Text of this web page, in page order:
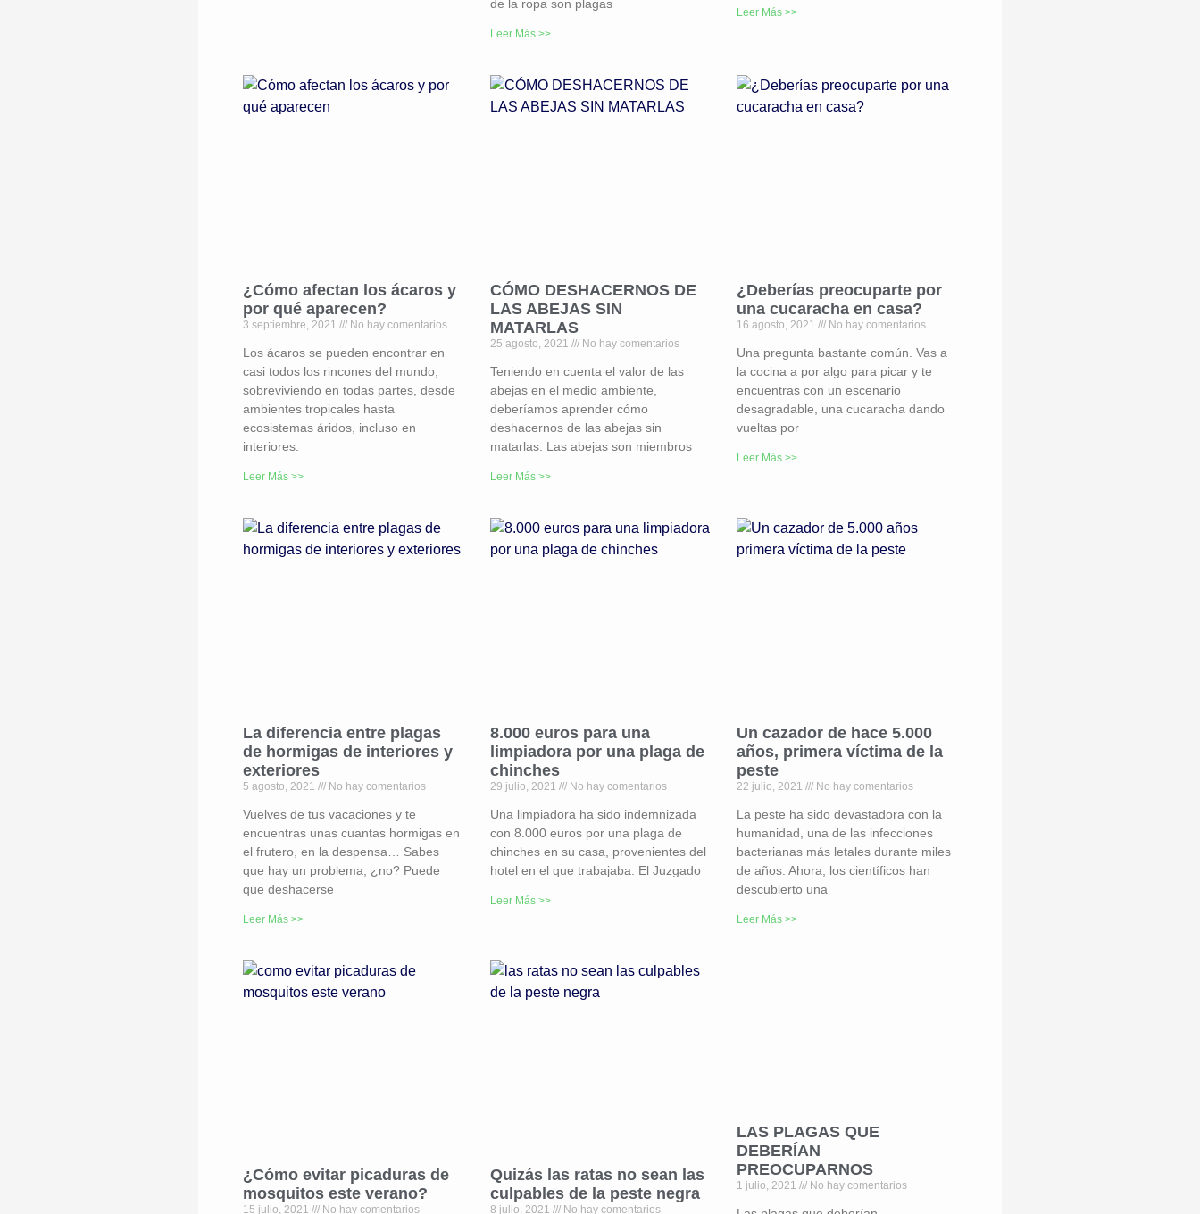
de la ropa son plagas
Leer Más >>
Leer Más >>
¿Cómo afectan los ácaros y
por qué aparecen?
3 septiembre, 2021 No hay comentarios
Los ácaros se pueden encontrar en
casi todos los rincones del mundo,
sobreviviendo en todas partes, desde
ambientes tropicales hasta
ecosistemas áridos, incluso en
interiores.
Leer Más >>
CÓMO DESHACERNOS DE
LAS ABEJAS SIN
MATARLAS
25 agosto, 2021 No hay comentarios
Teniendo en cuenta el valor de las
abejas en el medio ambiente,
deberíamos aprender cómo
deshacernos de las abejas sin
matarlas. Las abejas son miembros
Leer Más >>
¿Deberías preocuparte por
una cucaracha en casa?
16 agosto, 2021 No hay comentarios
Una pregunta bastante común. Vas a
la cocina a por algo para picar y te
encuentras con un escenario
desagradable, una cucaracha dando
vueltas por
Leer Más >>
La diferencia entre plagas
de hormigas de interiores y
exteriores
5 agosto, 2021 No hay comentarios
Vuelves de tus vacaciones y te
encuentras unas cuantas hormigas en
el frutero, en la despensa… Sabes
que hay un problema, ¿no? Puede
que deshacerse
Leer Más >>
8.000 euros para una
limpiadora por una plaga de
chinches
29 julio, 2021 No hay comentarios
Una limpiadora ha sido indemnizada
con 8.000 euros por una plaga de
chinches en su casa, provenientes del
hotel en el que trabajaba. El Juzgado
Leer Más >>
Un cazador de hace 5.000
años, primera víctima de la
peste
22 julio, 2021 No hay comentarios
La peste ha sido devastadora con la
humanidad, una de las infecciones
bacterianas más letales durante miles
de años. Ahora, los científicos han
descubierto una
Leer Más >>
¿Cómo evitar picaduras de
mosquitos este verano?
15 julio, 2021 No hay comentarios
Quizás las ratas no sean las
culpables de la peste negra
8 julio, 2021 No hay comentarios
LAS PLAGAS QUE
DEBERÍAN
PREOCUPARNOS
1 julio, 2021 No hay comentarios